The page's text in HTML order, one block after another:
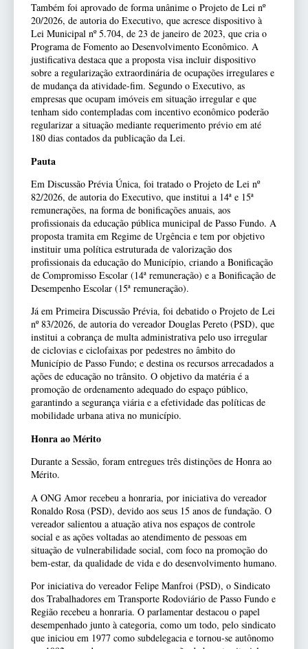
Também foi aprovado de forma unânime o Projeto de Lei nº
20/2026, de autoria do Executivo, que acresce dispositivo à
Lei Municipal nº 5.704, de 23 de janeiro de 2023, que cria o
Programa de Fomento ao Desenvolvimento Econômico. A
justificativa destaca que a proposta visa incluir dispositivo
sobre a regularização extraordinária de ocupações irregulares e
de mudança da atividade-fim. Segundo o Executivo, as
empresas que ocupam imóveis em situação irregular e que
tenham sido contempladas com incentivo econômico poderão
regularizar a situação mediante requerimento prévio em até
180 dias contados da publicação da Lei.
Pauta
Em Discussão Prévia Única, foi tratado o Projeto de Lei nº
82/2026, de autoria do Executivo, que institui a 14ª e 15ª
remunerações, na forma de bonificações anuais, aos
profissionais da educação pública municipal de Passo Fundo. A
proposta tramita em Regime de Urgência e tem por objetivo
instituir uma política estruturada de valorização dos
profissionais da educação do Município, criando a Bonificação
de Compromisso Escolar (14ª remuneração) e a Bonificação de
Desempenho Escolar (15ª remuneração).
Já em Primeira Discussão Prévia, foi debatido o Projeto de Lei
nº 83/2026, de autoria do vereador Douglas Pereto (PSD), que
institui a cobrança de multa administrativa pelo uso irregular
de ciclovias e ciclofaixas por pedestres no âmbito do
Município de Passo Fundo; e destina os recursos arrecadados a
ações de educação no trânsito. O objetivo da matéria é a
promoção de ordenamento adequado do espaço público,
garantindo a segurança viária e a efetividade das políticas de
mobilidade urbana ativa no município.
Honra ao Mérito
Durante a Sessão, foram entregues três distinções de Honra ao
Mérito.
A ONG Amor recebeu a honraria, por iniciativa do vereador
Ronaldo Rosa (PSD), devido aos seus 15 anos de fundação. O
vereador salientou a atuação ativa nos espaços de controle
social e as ações voltadas ao atendimento de pessoas em
situação de vulnerabilidade social, com foco na promoção do
bem-estar, da qualidade de vida e do desenvolvimento humano.
Por iniciativa do vereador Felipe Manfroi (PSD), o Sindicato
dos Trabalhadores em Transporte Rodoviário de Passo Fundo e
Região recebeu a honraria. O parlamentar destacou o papel
desempenhado junto à categoria, como um todo, pelo sindicato
que iniciou em 1977 como subdelegacia e tornou-se autônomo